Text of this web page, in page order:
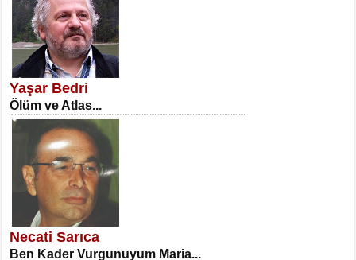
SATILMIŞ ÜMİT ÇETİNKAYA
Erkenlik...
NECLA DİLEK ARSLAN
Öğretmenler Günü Mahkemesi...
Yaşar Bedri
Ölüm ve Atlas...
Necati Sarıca
Ben Kader Vurgunuyum Maria...